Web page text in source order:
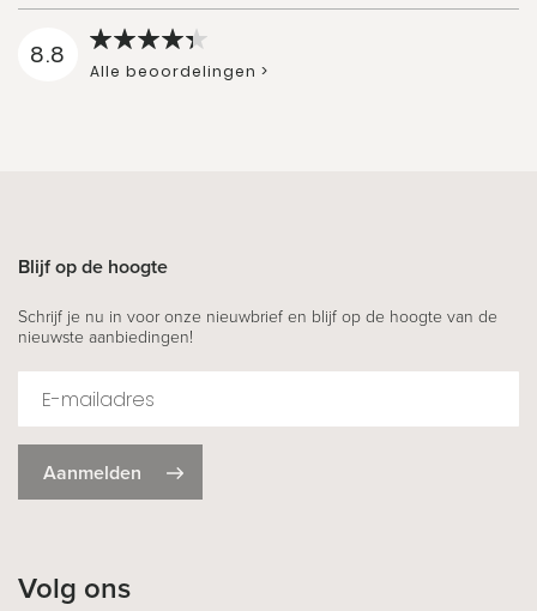
8.8
Alle beoordelingen >
Blijf op de hoogte
Schrijf je nu in voor onze nieuwbrief en blijf op de hoogte van de
nieuwste aanbiedingen!
Aanmelden
Volg ons